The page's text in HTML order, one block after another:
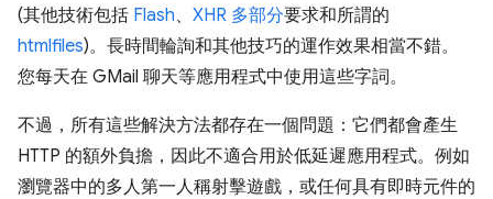
(其他技術包括 Flash、 XHR 多部分要求和所謂的
htmlfiles)。長時間輪詢和其他技巧的運作效果相當不錯。
您每天在 GMail 聊天等應用程式中使用這些字詞。
不過，所有這些解決方法都存在一個問題：它們都會產生
HTTP 的額外負擔，因此不適合用於低延遲應用程式。例如
瀏覽器中的多人第一人稱射擊遊戲，或任何具有即時元件的